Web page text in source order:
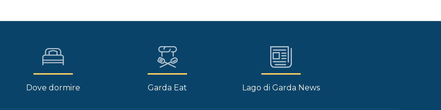
Dove dormire Garda Eat Lago di Garda News